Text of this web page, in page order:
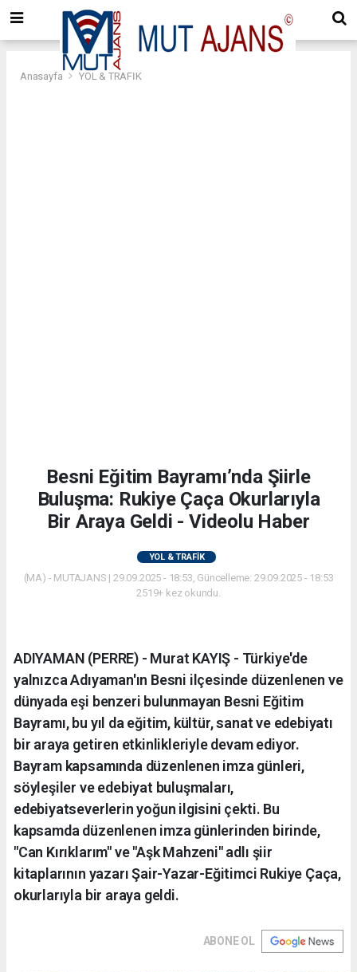
Anasayfa YOL & TRAFİK
Besni Eğitim Bayramı’nda Şiirle
Buluşma: Rukiye Çaça Okurlarıyla
Bir Araya Geldi - Videolu Haber
YOL & TRAFİK
(MA) - MUTAJANS | 29.09.2025 - 18:53, Güncelleme: 29.09.2025 - 18:53
2519+ kez okundu.
ADIYAMAN (PERRE) - Murat KAYIŞ - Türkiye'de
yalnızca Adıyaman'ın Besni ilçesinde düzenlenen ve
dünyada eşi benzeri bulunmayan Besni Eğitim
Bayramı, bu yıl da eğitim, kültür, sanat ve edebiyatı
bir araya getiren etkinlikleriyle devam ediyor.
Bayram kapsamında düzenlenen imza günleri,
söyleşiler ve edebiyat buluşmaları,
edebiyatseverlerin yoğun ilgisini çekti. Bu
kapsamda düzenlenen imza günlerinden birinde,
"Can Kırıklarım" ve "Aşk Mahzeni" adlı şiir
kitaplarının yazarı Şair-Yazar-Eğitimci Rukiye Çaça,
okurlarıyla bir araya geldi.
ABONE OL